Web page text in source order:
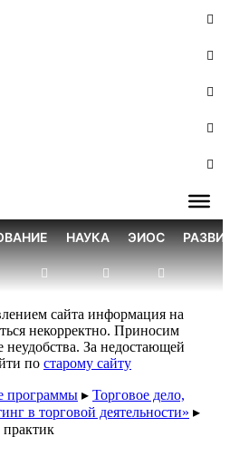
НАУКА ЭИОС
сайта информация на
некорректно. Приносим
неудобства. За недостающей
по старому сайту
программы ▸ Торговое дело,
в торговой деятельности» ▸